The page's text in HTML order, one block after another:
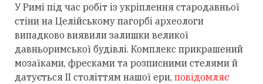
У Римі під час робіт із укріплення стародавньої
стіни на Целійському пагорбі археологи
випадково виявили залишки великої
давньоримської будівлі. Комплекс прикрашений
мозаїками, фресками та розписними стелями й
датується II століттям нашої ери, повідомляє